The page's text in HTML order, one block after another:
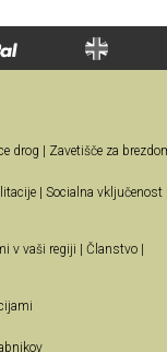
drog
Zavetišče za
Socialna vključenost
v vaši regiji Članstvo